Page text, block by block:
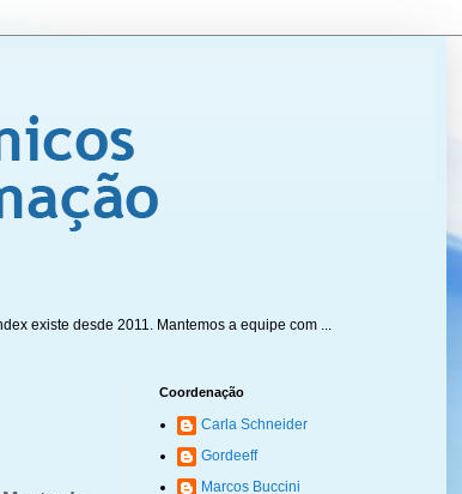
existe desde 2011. Mantemos a equipe com ...
Coordenação
Carla Schneider
Gordeeff
Marcos Buccini